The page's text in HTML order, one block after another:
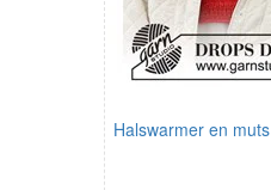
Halswarmer en muts